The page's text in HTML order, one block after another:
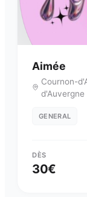
Aimée
Cournon-
d'Auvergne
GENERAL
DÈS
30€